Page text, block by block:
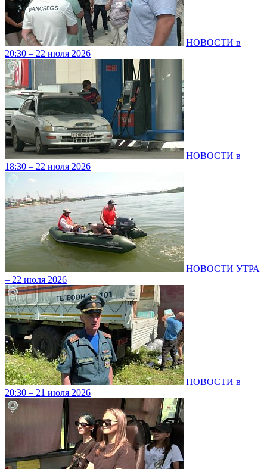
НОВОСТИ в
20:30 – 22 июля 2026
НОВОСТИ в
18:30 – 22 июля 2026
НОВОСТИ УТРА
– 22 июля 2026
НОВОСТИ в
20:30 – 21 июля 2026